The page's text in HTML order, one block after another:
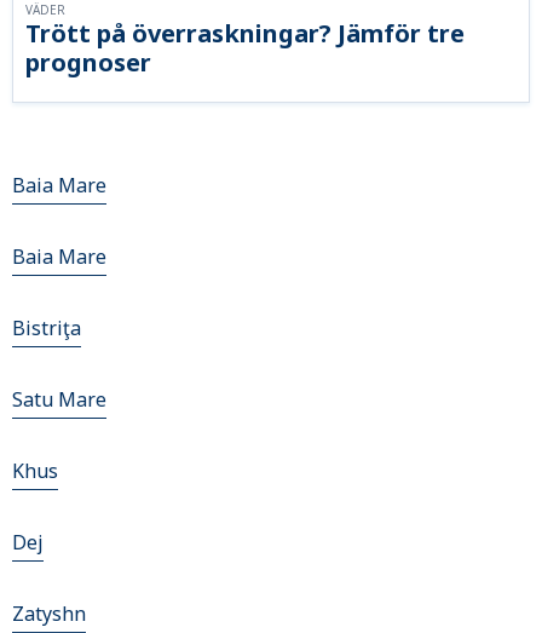
Trött på överraskningar? Jämför tre
prognoser
VÄDER
Baia Mare
Baia Mare
Bistriţa
Satu Mare
Khus
Dej
Zatyshn